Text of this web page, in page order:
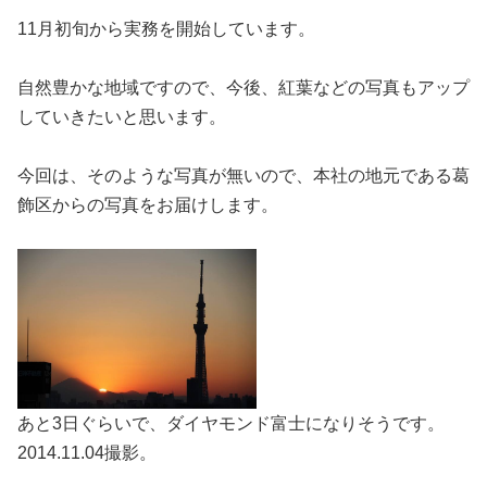
11月初旬から実務を開始しています。
自然豊かな地域ですので、今後、紅葉などの写真もアップ
していきたいと思います。
今回は、そのような写真が無いので、本社の地元である葛
飾区からの写真をお届けします。
あと3日ぐらいで、ダイヤモンド富士になりそうです。
2014.11.04撮影。